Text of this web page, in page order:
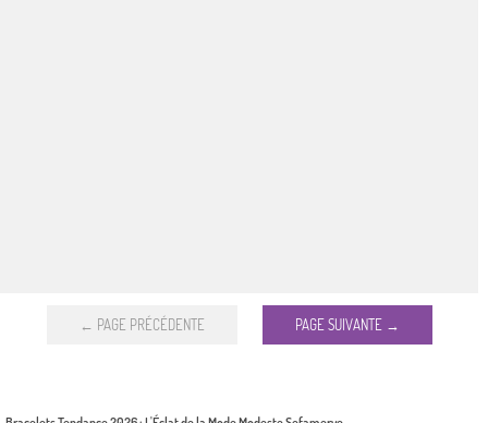
← PAGE PRÉCÉDENTE PAGE SUIVANTE →